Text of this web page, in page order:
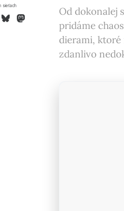
Od dokonalej
pridáme
dierami, ktoré
zdanlivo
sieťach
BlueskyMastodon